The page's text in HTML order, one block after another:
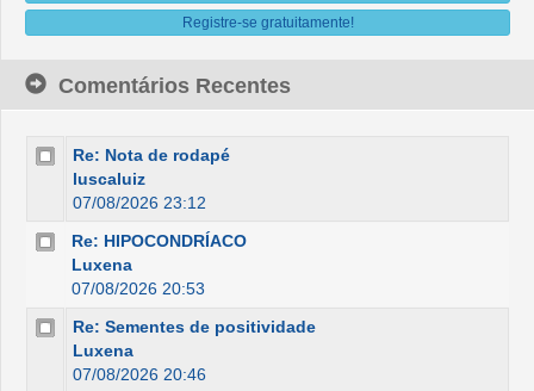
Registre-se gratuitamente!
Comentários Recentes
Re: Nota de rodapé
luscaluiz
07/08/2026 23:12
Re: HIPOCONDRÍACO
Luxena
07/08/2026 20:53
Re: Sementes de positividade
Luxena
07/08/2026 20:46